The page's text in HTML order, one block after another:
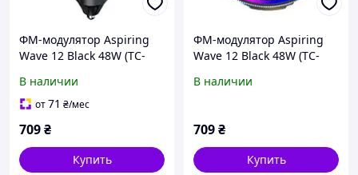
ФМ-модулятор Aspiring
Wave 12 Black 48W (TC-
В наличии
от71 ₴/мес
709₴
Купить
ФМ-модулятор Aspiring
Wave 12 Black 48W (TC-
В наличии
709₴
Купить